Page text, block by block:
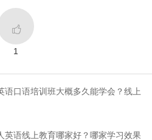

1
语口语培训班大概多久能学会？线上
英语线上教育哪家好？哪家学习效果